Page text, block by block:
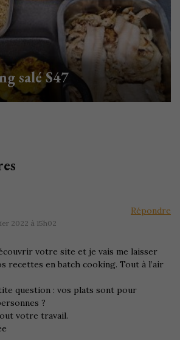
salé S47
2022 à 15h02
Répondre
votre site et je vais me laisser
recettes en batch cooking. Tout à l’air
question : vos plats sont pour
?
votre travail.